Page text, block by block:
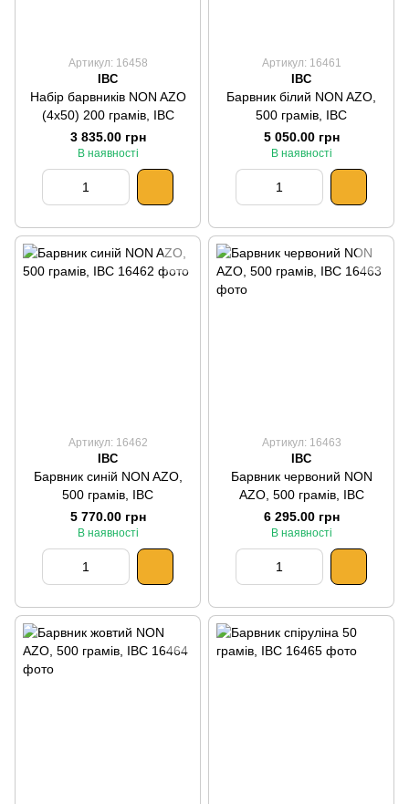
Артикул: 16458
IBC
Набір барвників NON AZO
(4x50) 200 грамів, IBC
3 835.00 грн
В наявності
Артикул: 16461
IBC
Барвник білий NON AZO,
500 грамів, IBC
5 050.00 грн
В наявності
Артикул: 16462
IBC
Барвник синій NON AZO,
500 грамів, IBC
5 770.00 грн
В наявності
Артикул: 16463
IBC
Барвник червоний NON
AZO, 500 грамів, IBC
6 295.00 грн
В наявності